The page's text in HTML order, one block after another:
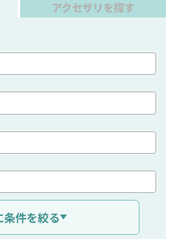
アクセサリを探す
条件を絞る